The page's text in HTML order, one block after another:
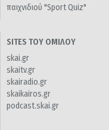
παιχνιδιού "Sport Quiz"
SITES ΤΟΥ ΟΜΙΛΟΥ
skai.gr
skaitv.gr
skairadio.gr
skaikairos.gr
podcast.skai.gr